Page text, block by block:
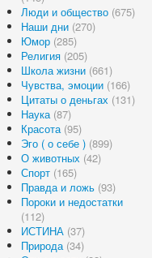
Люди и общество (675)
Наши дни (270)
Юмор (285)
Религия (205)
Школа жизни (661)
Чувства, эмоции (166)
Цитаты о деньгах (131)
Наука (87)
Красота (95)
Эго ( о себе ) (899)
О животных (42)
Спорт (165)
Правда и ложь (93)
Пороки и недостатки
(112)
ИСТИНА (37)
Природа (34)